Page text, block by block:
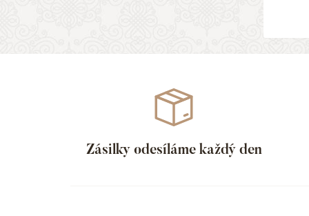
Zásilky odesíláme každý den